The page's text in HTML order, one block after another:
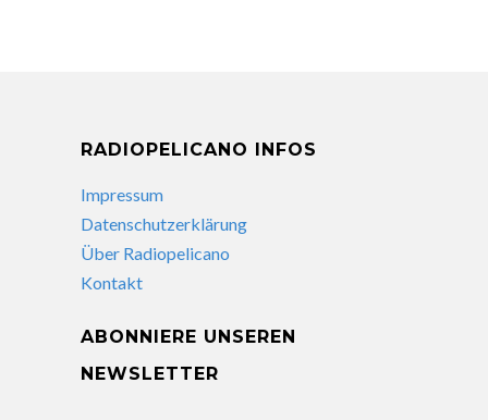
RADIOPELICANO INFOS
Impressum
Datenschutzerklärung
Über Radiopelicano
Kontakt
ABONNIERE UNSEREN
NEWSLETTER